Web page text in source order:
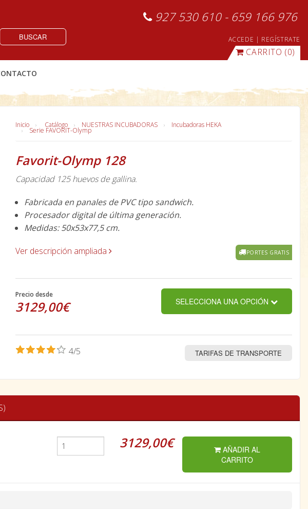
927 530 610 - 659 166 976
BUSCAR ACCEDE | REGÍSTRATE
CARRITO (0)
Inicio Catálogo NUESTRAS INCUBADORAS Incubadoras HEKA
Serie FAVORIT-Olymp
Favorit-Olymp 128
Capacidad 125 huevos de gallina.
Fabricada en panales de PVC tipo sandwich.
Procesador digital de última generación.
Medidas: 50x53x77,5 cm.
Ver descripción ampliada PORTES GRATIS
Precio desde
3129,00€ SELECCIONA UNA OPCIÓN
4/5 TARIFAS DE TRANSPORTE
3129,00€
AÑADIR AL
CARRITO